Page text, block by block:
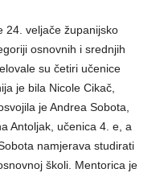
24. veljače županijsko
osnovnih i srednjih
su četiri učenice
je bila Nicole Cikač,
je Andrea Sobota,
Antoljak, učenica 4. e, a
namjerava studirati
školi. Mentorica je